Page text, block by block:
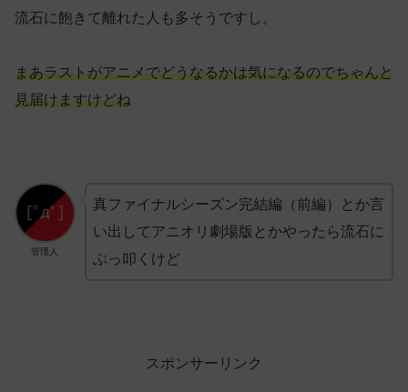
流石に飽きて離れた人も多そうですし。
まあラストがアニメでどうなるかは気になるのでちゃんと
見届けますけどね
管理人
真ファイナルシーズン完結編（前編）とか言
い出してアニオリ劇場版とかやったら流石に
ぶっ叩くけど
スポンサーリンク